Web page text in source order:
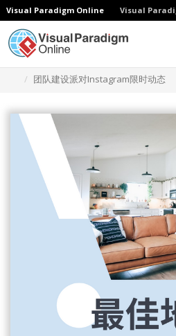
Visual Paradigm Online Visual
团队建设派对Instagram限时动态